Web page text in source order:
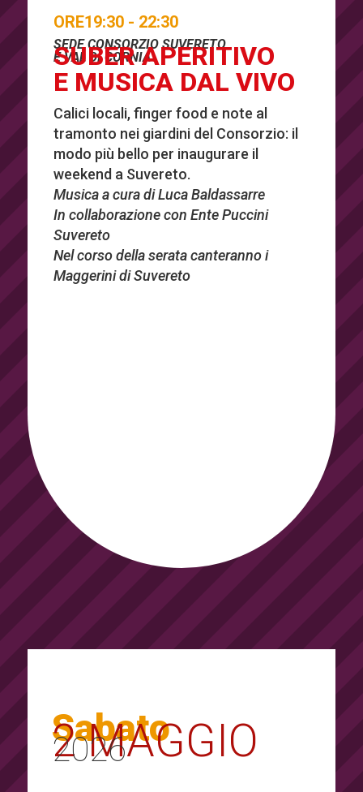
ORE19:30 - 22:30
SEDE CONSORZIO SUVERETO
E VAL DI CORNIA
SUBER APERITIVO
E MUSICA DAL VIVO
Calici locali, finger food e note al
tramonto nei giardini del Consorzio: il
modo più bello per inaugurare il
weekend a Suvereto.
Musica a cura di Luca Baldassarre
In collaborazione con Ente Puccini
Suvereto
Nel corso della serata canteranno i
Maggerini di Suvereto
Sabato
2 MAGGIO
2026